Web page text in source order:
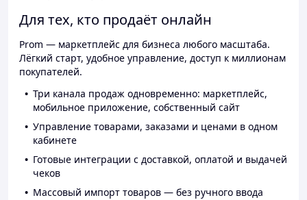
Для тех, кто продаёт онлайн
Prom — маркетплейс для бизнеса любого масштаба.
Лёгкий старт, удобное управление, доступ к миллионам
покупателей.
Три канала продаж одновременно: маркетплейс,
мобильное приложение, собственный сайт
Управление товарами, заказами и ценами в одном
кабинете
Готовые интеграции с доставкой, оплатой и выдачей
чеков
Массовый импорт товаров — без ручного ввода